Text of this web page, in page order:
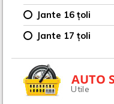
Jante 16 țoli
Jante 17 țoli
AUTO
Utile